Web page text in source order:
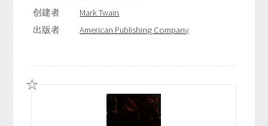
创建者
Mark Twain
出版者
American Publishing Company